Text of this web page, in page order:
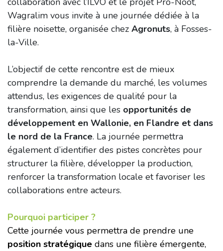
Wagralim vous invite à une journée dédiée à la
filière noisette, organisée chez Agronuts, à Fosses-
la-Ville.
L’objectif de cette rencontre est de mieux
comprendre la demande du marché, les volumes
attendus, les exigences de qualité pour la
transformation, ainsi que les opportunités de
développement en Wallonie, en Flandre et dans
le nord de la France. La journée permettra
également d’identifier des pistes concrètes pour
structurer la filière, développer la production,
renforcer la transformation locale et favoriser les
collaborations entre acteurs.
Pourquoi participer ?
Cette journée vous permettra de prendre une
position stratégique dans une filière émergente,